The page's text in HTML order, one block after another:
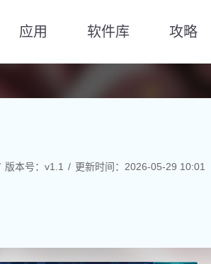
应用 软件库 攻略
版本号：v1.1 更新时间：2026-05-29 10:01